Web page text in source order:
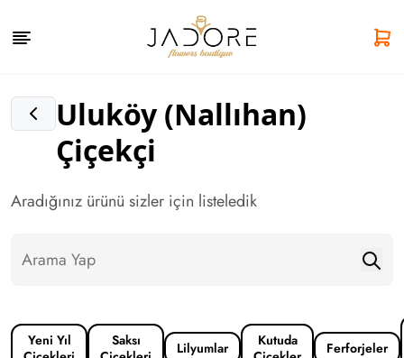
Uluköy (Nallıhan)
Çiçekçi
Aradığınız ürünü sizler için listeledik
Yeni Yıl
Saksı
Lilyumlar
Kutuda
Ferforjeler